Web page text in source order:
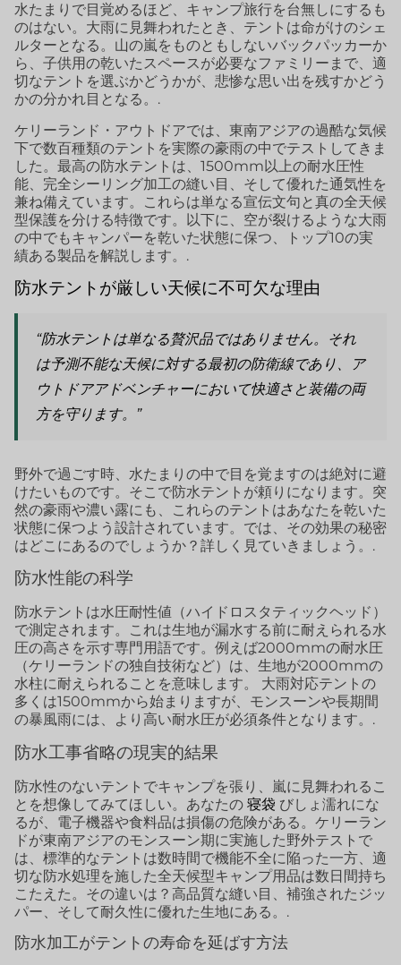
水たまりで目覚めるほど、キャンプ旅行を台無しにするも
のはない。大雨に見舞われたとき、テントは命がけのシェ
ルターとなる。山の嵐をものともしないバックパッカーか
ら、子供用の乾いたスペースが必要なファミリーまで、適
切なテントを選ぶかどうかが、悲惨な思い出を残すかどう
かの分かれ目となる。.
ケリーランド・アウトドアでは、東南アジアの過酷な気候
下で数百種類のテントを実際の豪雨の中でテストしてきま
した。最高の防水テントは、1500mm以上の耐水圧性
能、完全シーリング加工の縫い目、そして優れた通気性を
兼ね備えています。これらは単なる宣伝文句と真の全天候
型保護を分ける特徴です。以下に、空が裂けるような大雨
の中でもキャンパーを乾いた状態に保つ、トップ10の実
績ある製品を解説します。.
防水テントが厳しい天候に不可欠な理由
“防水テントは単なる贅沢品ではありません。それ
は予測不能な天候に対する最初の防衛線であり、ア
ウトドアアドベンチャーにおいて快適さと装備の両
方を守ります。”
野外で過ごす時、水たまりの中で目を覚ますのは絶対に避
けたいものです。そこで防水テントが頼りになります。突
然の豪雨や濃い露にも、これらのテントはあなたを乾いた
状態に保つよう設計されています。では、その効果の秘密
はどこにあるのでしょうか？詳しく見ていきましょう。.
防水性能の科学
防水テントは水圧耐性値（ハイドロスタティックヘッド）
で測定されます。これは生地が漏水する前に耐えられる水
圧の高さを示す専門用語です。例えば2000mmの耐水圧
（ケリーランドの独自技術など）は、生地が2000mmの
水柱に耐えられることを意味します。 大雨対応テントの
多くは1500mmから始まりますが、モンスーンや長期間
の暴風雨には、より高い耐水圧が必須条件となります。.
防水工事省略の現実的結果
防水性のないテントでキャンプを張り、嵐に見舞われるこ
とを想像してみてほしい。あなたの 寝袋 びしょ濡れにな
るが、電子機器や食料品は損傷の危険がある。ケリーラン
ドが東南アジアのモンスーン期に実施した野外テストで
は、標準的なテントは数時間で機能不全に陥った一方、適
切な防水処理を施した全天候型キャンプ用品は数日間持ち
こたえた。その違いは？高品質な縫い目、補強されたジッ
パー、そして耐久性に優れた生地にある。.
防水加工がテントの寿命を延ばす方法